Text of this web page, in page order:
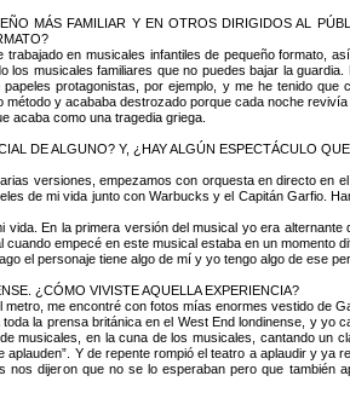
MÁS FAMILIAR Y EN OTROS DIRIGIDOS AL
en musicales infantiles de pequeño formato,
musicales familiares que no puedes bajar la
protagonistas, por ejemplo, y me he tenido que
y acababa destrozado porque cada noche
acaba como una tragedia griega.
DE ALGUNO? Y, ¿HAY ALGÚN ESPECTÁCULO
versiones, empezamos con orquesta en directo en
de mi vida junto con Warbucks y el Capitán Garfio.
En la primera versión del musical yo era
empecé en este musical estaba en un momento
el personaje tiene algo de mí y yo tengo algo de ese
¿CÓMO VIVISTE AQUELLA EXPERIENCIA?
me encontré con fotos mías enormes vestido de
la prensa británica en el West End londinense, y yo
en la cuna de los musicales, cantando un
Y de repente rompió el teatro a aplaudir y ya
dijeron que no se lo esperaban pero que también